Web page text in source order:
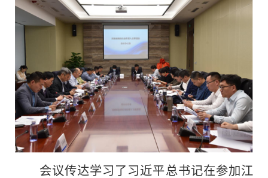
会议传达学习了习近平总书记在参加江